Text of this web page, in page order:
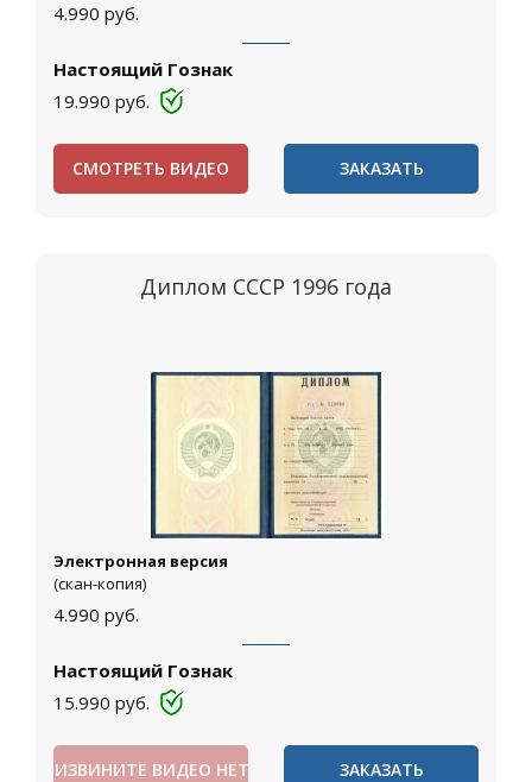
4.990 руб.
Настоящий Гознак
19.990 руб.
СМОТРЕТЬ ВИДЕО ЗАКАЗАТЬ
Диплом СССР 1996 года
Электронная версия
(скан-копия)
4.990 руб.
Настоящий Гознак
15.990 руб.
ИЗВИНИТЕ ВИДЕО НЕТ ЗАКАЗАТЬ